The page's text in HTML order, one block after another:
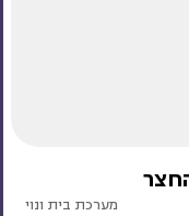
מערכת בית ונוי